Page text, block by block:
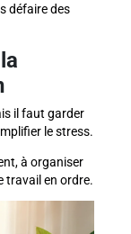
défaire des
il faut garder
le stress.
à organiser
travail en ordre.